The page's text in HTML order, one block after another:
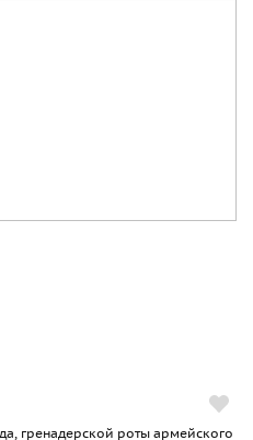
гренадерской роты армейского